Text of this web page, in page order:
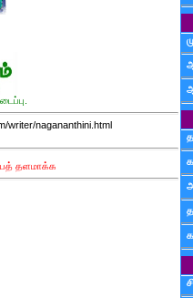
writer/nagananthini.html
தளமாக்க